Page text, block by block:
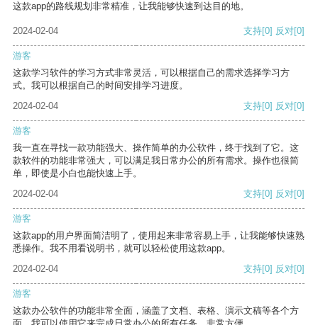
这款app的路线规划非常精准，让我能够快速到达目的地。
2024-02-04 支持[0] 反对[0]
游客
这款学习软件的学习方式非常灵活，可以根据自己的需求选择学习方
式。我可以根据自己的时间安排学习进度。
2024-02-04
支持[0] 反对[0]
游客
我一直在寻找一款功能强大、操作简单的办公软件，终于找到了它。这
款软件的功能非常强大，可以满足我日常办公的所有需求。操作也很简
单，即使是小白也能快速上手。
2024-02-04
支持[0] 反对[0]
游客
这款app的用户界面简洁明了，使用起来非常容易上手，让我能够快速熟
悉操作。我不用看说明书，就可以轻松使用这款app。
2024-02-04
支持[0] 反对[0]
游客
这款办公软件的功能非常全面，涵盖了文档、表格、演示文稿等各个方